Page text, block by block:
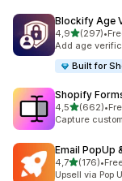
Blockify Age
4,9z 5 hvězd
(297)
Celkový počet
•
Add age
Built for
Shopify
4,5z 5 hvězd
(662)
Celkový počet
•
Capture
Email PopUp
4,7z 5 hvězd
(176)
Celkový počet
•
Upsell via Pop